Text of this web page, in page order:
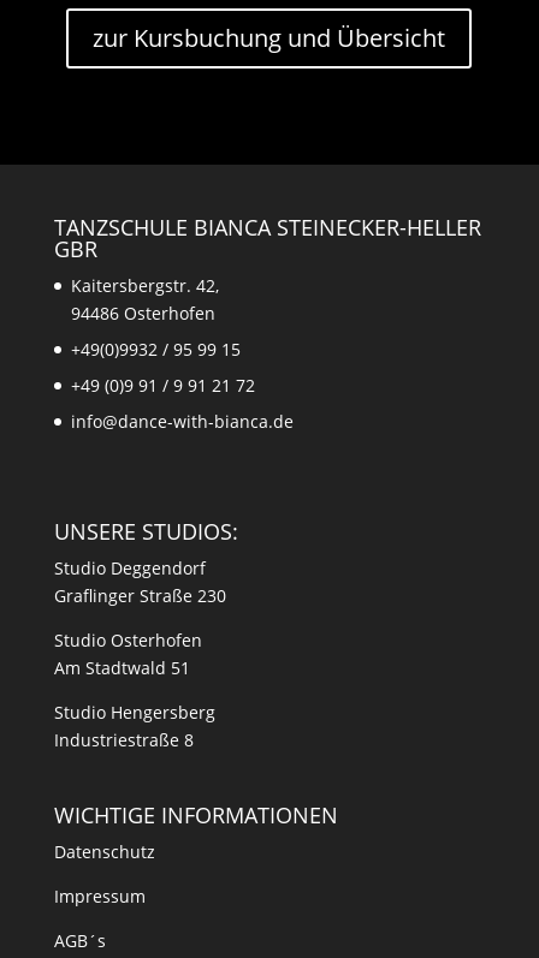
zur Kursbuchung und Übersicht
TANZSCHULE BIANCA STEINECKER-HELLER
GBR
Kaitersbergstr. 42,
94486 Osterhofen
+49(0)9932 / 95 99 15
+49 (0)9 91 / 9 91 21 72
info@dance-with-bianca.de
UNSERE STUDIOS:
Studio Deggendorf
Graflinger Straße 230
Studio Osterhofen
Am Stadtwald 51
Studio Hengersberg
Industriestraße 8
WICHTIGE INFORMATIONEN
Datenschutz
Impressum
AGB´s